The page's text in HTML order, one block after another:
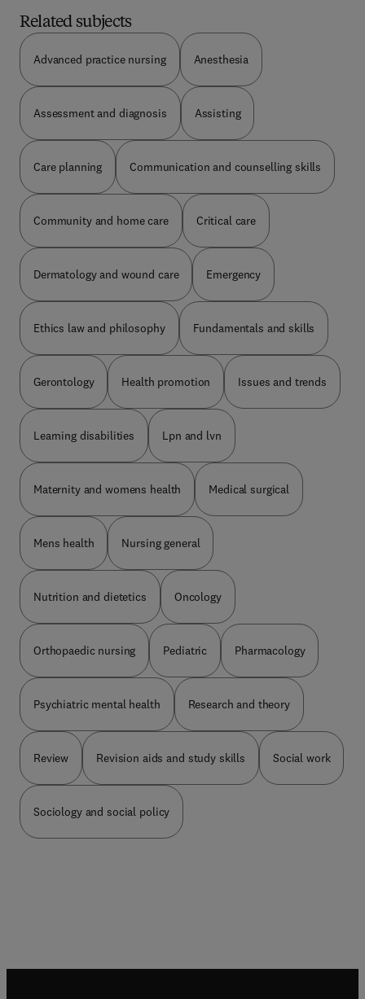
Arbeitsplatz, Triage) bzw. erweitert (z.B.
strafrechtliche Haftung, Rechte des Betriebsrats,
Berufsrecht der Pflege) Fallbeispiele präzisiert und
noch verständlicher, Grafiken komplett
überarbeitet Feedback zum Buch und Erfahrungen
aus Lehrtätigkeit eingearbeitet Neu: Pro-/Contra-
Kästen Neu: Kapitel zur Prüfung (am Ende) Neu:
Glossar Neu: Literaturhinweise
Related subjects
Advanced practice nursing Anesthesia
Assessment and diagnosis Assisting
Care planning Communication and counselling skills
Community and home care Critical care
Dermatology and wound care Emergency
Ethics law and philosophy Fundamentals and skills
Gerontology Health promotion Issues and trends
Learning disabilities Lpn and lvn
Maternity and womens health Medical surgical
Mens health Nursing general
Nutrition and dietetics Oncology
Orthopaedic nursing Pediatric Pharmacology
Psychiatric mental health Research and theory
Review Revision aids and study skills Social work
Sociology and social policy